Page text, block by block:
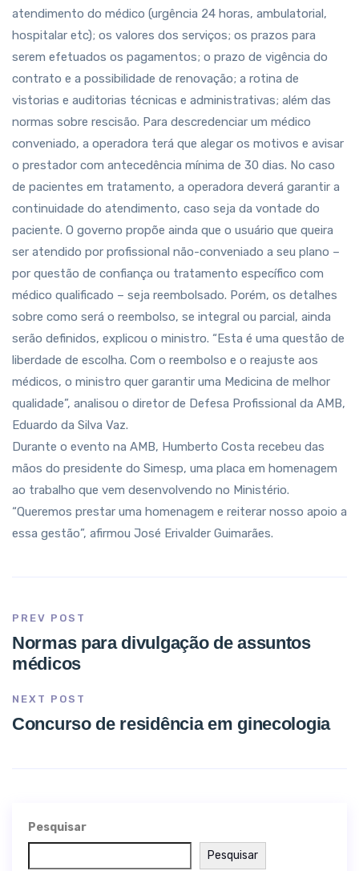
atendimento do médico (urgência 24 horas, ambulatorial,
hospitalar etc); os valores dos serviços; os prazos para
serem efetuados os pagamentos; o prazo de vigência do
contrato e a possibilidade de renovação; a rotina de
vistorias e auditorias técnicas e administrativas; além das
normas sobre rescisão. Para descredenciar um médico
conveniado, a operadora terá que alegar os motivos e avisar
o prestador com antecedência mínima de 30 dias. No caso
de pacientes em tratamento, a operadora deverá garantir a
continuidade do atendimento, caso seja da vontade do
paciente. O governo propõe ainda que o usuário que queira
ser atendido por profissional não-conveniado a seu plano –
por questão de confiança ou tratamento específico com
médico qualificado – seja reembolsado. Porém, os detalhes
sobre como será o reembolso, se integral ou parcial, ainda
serão definidos, explicou o ministro. “Esta é uma questão de
liberdade de escolha. Com o reembolso e o reajuste aos
médicos, o ministro quer garantir uma Medicina de melhor
qualidade”, analisou o diretor de Defesa Profissional da AMB,
Eduardo da Silva Vaz.
Durante o evento na AMB, Humberto Costa recebeu das
mãos do presidente do Simesp, uma placa em homenagem
ao trabalho que vem desenvolvendo no Ministério.
“Queremos prestar uma homenagem e reiterar nosso apoio a
essa gestão”, afirmou José Erivalder Guimarães.
PREV POST
Normas para divulgação de assuntos
médicos
NEXT POST
Concurso de residência em ginecologia
Pesquisar
Pesquisar